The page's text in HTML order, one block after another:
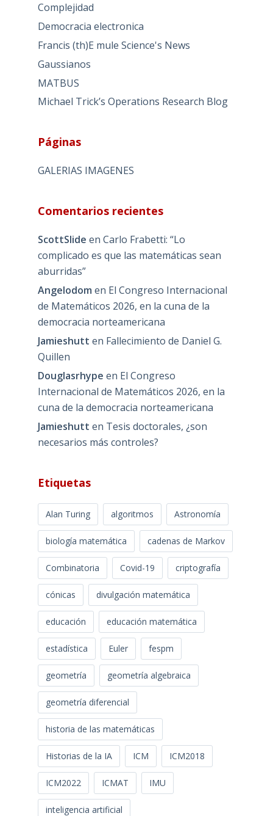
Complejidad
Democracia electronica
Francis (th)E mule Science's News
Gaussianos
MATBUS
Michael Trick’s Operations Research Blog
Páginas
GALERIAS IMAGENES
Comentarios recientes
ScottSlide en Carlo Frabetti: “Lo
complicado es que las matemáticas sean
aburridas”
Angelodom en El Congreso Internacional
de Matemáticos 2026, en la cuna de la
democracia norteamericana
Jamieshutt en Fallecimiento de Daniel G.
Quillen
Douglasrhype en El Congreso
Internacional de Matemáticos 2026, en la
cuna de la democracia norteamericana
Jamieshutt en Tesis doctorales, ¿son
necesarios más controles?
Etiquetas
Alan Turing algoritmos Astronomía
biología matemática cadenas de Markov
Combinatoria Covid-19 criptografía
cónicas divulgación matemática
educación educación matemática
estadística Euler fespm
geometría geometría algebraica
geometría diferencial
historia de las matemáticas
Historias de la IA ICM ICM2018
ICM2022 ICMAT IMU
inteligencia artificial